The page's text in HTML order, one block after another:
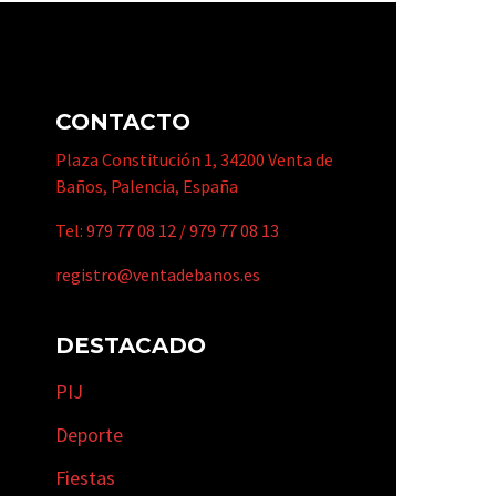
CONTACTO
Plaza Constitución 1, 34200 Venta de
Baños, Palencia, España
Tel: 979 77 08 12 /979 77 08 13
registro@ventadebanos.es
DESTACADO
PIJ
Deporte
Fiestas